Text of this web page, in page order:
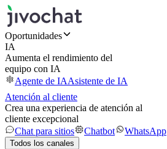
Oportunidades
IA
Aumenta el rendimiento del
equipo con IA
Agente de IAAsistente de IA
Atención al cliente
Crea una experiencia de atención al
cliente excepcional
Chat para sitios
Chatbot WhatsApp
Todos los canales